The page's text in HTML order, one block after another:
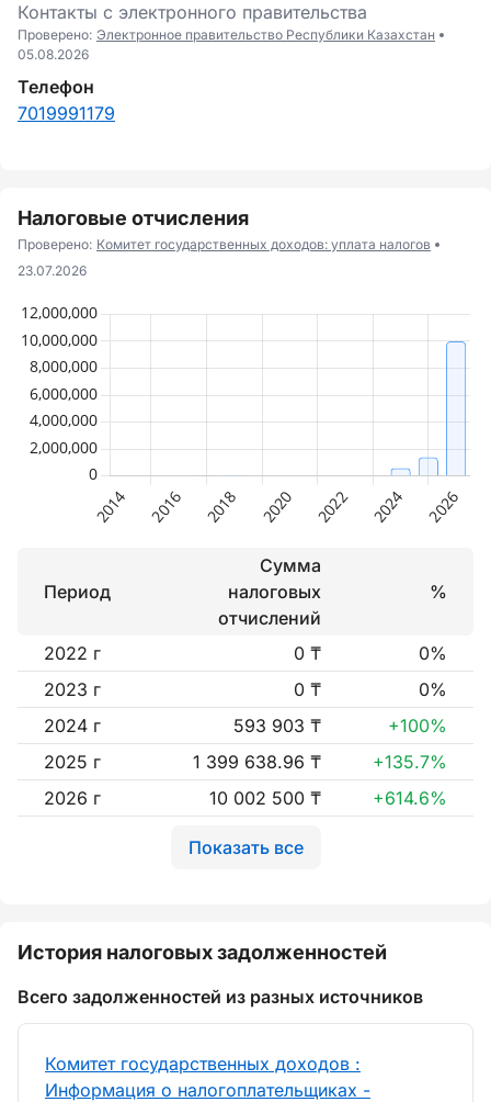
Контакты с электронного правительства
Проверено: Электронное правительство Республики Казахстан
05.08.2026
Телефон
7019991179
Налоговые отчисления
Проверено: Комитет государственных доходов: уплата налогов
23.07.2026
Период
Сумма
налоговых
отчислений
%
2022 г 0 ₸
0%
2023 г
0 ₸
0%
2024 г
593 903 ₸
+100%
2025 г
1 399 638.96 ₸
+135.7%
2026 г
10 002 500 ₸ +614.6%
Показать все
История налоговых задолженностей
Всего задолженностей из разных источников
Комитет государственных доходов :
Информация о налогоплательщиках -